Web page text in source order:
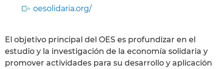
oesolidaria.org/
El objetivo principal del OES es profundizar en el
estudio y la investigación de la economía solidaria y
promover actividades para su desarrollo y aplicación